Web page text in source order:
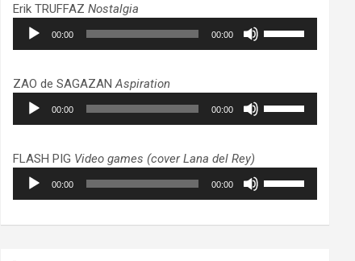
pour
augmenter
ou
volume.
Erik TRUFFAZNostalgia
Lecteur
audio
00:00 00:00
pour
augmenter
ou
volume.
ZAO de SAGAZANAspiration
Lecteur
audio
00:00 00:00
pour
augmenter
ou
FLASH PIG Video games (cover Lana del Rey)
Lecteur
audio
00:00 00:00
haut/bas